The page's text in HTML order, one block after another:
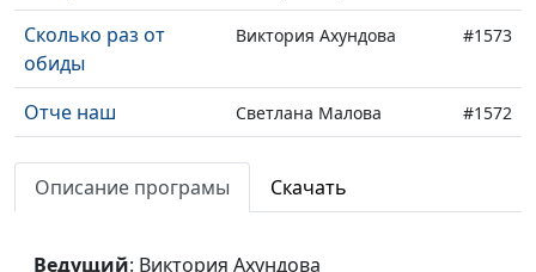
Сколько раз от
обиды
Виктория Ахундова #1573
Отче наш Светлана Малова #1572
Твоя любовь Светлана Малова
Светлана Малова #1570
Описание програмы Скачать
Ведущий: Виктория Ахундова